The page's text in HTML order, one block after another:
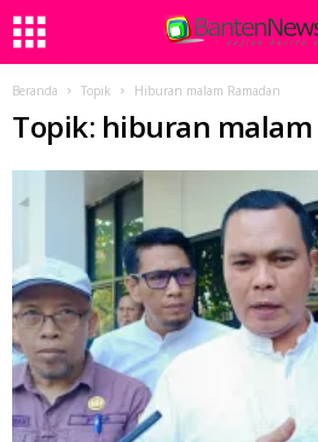
Beranda Topik Hiburan malam Ramadan
Topik: hiburan malam